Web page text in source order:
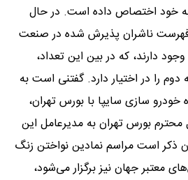
به خود اختصاص داده است. در حال
در فهرست ناشران پذیرش شده در صنعت
دارند، که در بین این تعداد،
دوم را در اختیار دارد. گفتنی است به
خودرو سازی سایپا با بورس تهران،
بورس تهران به مدیرعامل این
ذکر است مراسم نمادین نواختن زنگ
معتبر جهان نیز برگزار می‌شود،